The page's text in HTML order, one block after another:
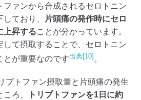
ファンから合成されるセロトニン
ており、
片頭痛の発作時にセロ
上昇することが分かっています。
して摂取することで、セロトニン
とが重要なのです出典[10] 。
プトファン摂取量と片頭痛の発生
ろ、
トリプトファンを1日に約